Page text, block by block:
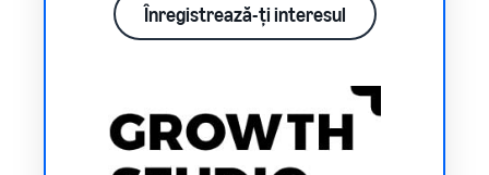
Înregistrează-ți interesul